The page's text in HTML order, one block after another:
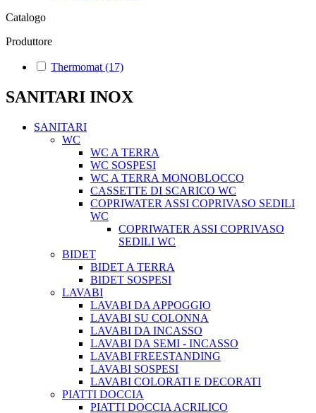
Catalogo
Produttore
Thermomat (17)
SANITARI INOX
SANITARI
WC
WC A TERRA
WC SOSPESI
WC A TERRA MONOBLOCCO
CASSETTE DI SCARICO WC
COPRIWATER ASSI COPRIVASO SEDILI
WC
COPRIWATER ASSI COPRIVASO
SEDILI WC
BIDET
BIDET A TERRA
BIDET SOSPESI
LAVABI
LAVABI DA APPOGGIO
LAVABI SU COLONNA
LAVABI DA INCASSO
LAVABI DA SEMI - INCASSO
LAVABI FREESTANDING
LAVABI SOSPESI
LAVABI COLORATI E DECORATI
PIATTI DOCCIA
PIATTI DOCCIA ACRILICO